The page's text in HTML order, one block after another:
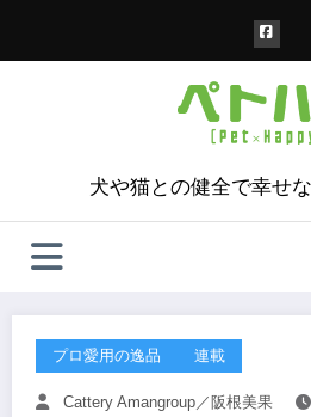
犬や猫との健全で幸せ
プロ愛用の逸品 連載
Cattery Amangroup／阪根美果